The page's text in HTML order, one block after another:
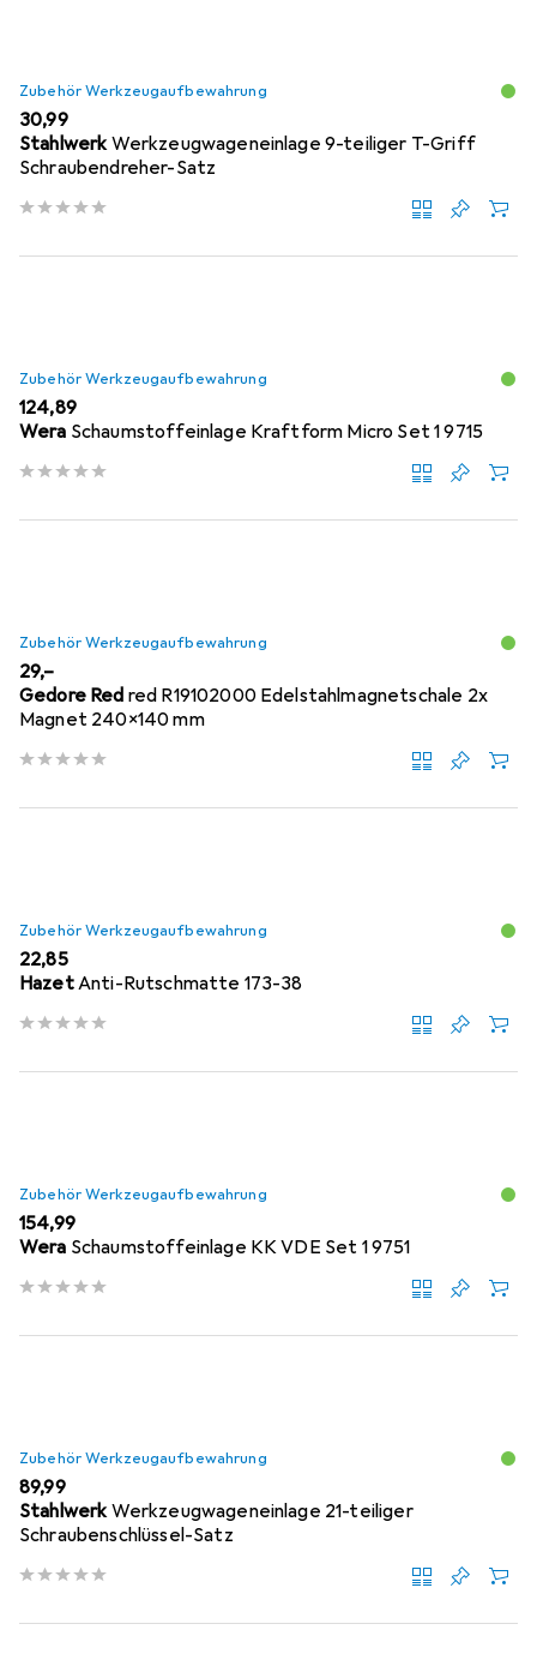
Zubehör Werkzeugaufbewahrung
EUR
30,99
StahlwerkWerkzeugwageneinlage 9-teiliger T-Griff
Schraubendreher-Satz
Zubehör Werkzeugaufbewahrung
EUR
124,89
Wera Schaumstoffeinlage Kraftform Micro Set 1 9715
Zubehör Werkzeugaufbewahrung
EUR
29,–
Gedore Red red R19102000 Edelstahlmagnetschale 2x
Magnet 240x140 mm
Zubehör Werkzeugaufbewahrung
EUR
22,85
HazetAnti-Rutschmatte 173-38
Zubehör Werkzeugaufbewahrung
EUR
154,99
Wera Schaumstoffeinlage KK VDE Set 1 9751
Zubehör Werkzeugaufbewahrung
EUR
89,99
StahlwerkWerkzeugwageneinlage 21-teiliger
Schraubenschlüssel-Satz